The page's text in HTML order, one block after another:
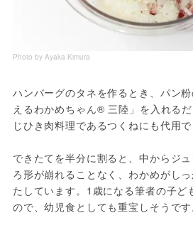
Photo by Ayaka Kimura
ハンバーグのタネを作るとき、パン
えるわかめちゃん® 三陸」を入れる
じひき肉料理であるつくねにも代用で
できたてを半分に割ると、中からジ
ろ形が崩れることなく、わかめがし
たしています。1歳になる筆者の子ど
ので、幼児食としても重宝しそうです